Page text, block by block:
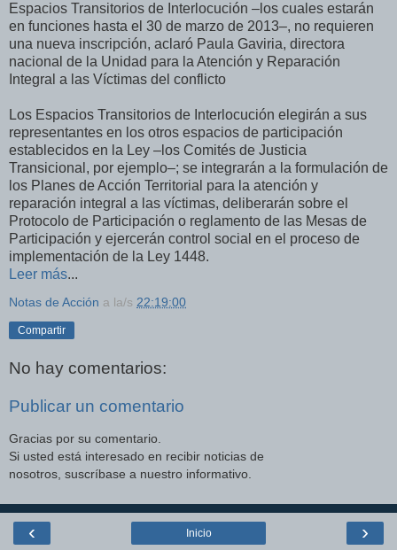
Espacios Transitorios de Interlocución –los cuales estarán
en funciones hasta el 30 de marzo de 2013–, no requieren
una nueva inscripción, aclaró Paula Gaviria, directora
nacional de la Unidad para la Atención y Reparación
Integral a las Víctimas del conflicto
Los Espacios Transitorios de Interlocución elegirán a sus
representantes en los otros espacios de participación
establecidos en la Ley –los Comités de Justicia
Transicional, por ejemplo–; se integrarán a la formulación de
los Planes de Acción Territorial para la atención y
reparación integral a las víctimas, deliberarán sobre el
Protocolo de Participación o reglamento de las Mesas de
Participación y ejercerán control social en el proceso de
implementación de la Ley 1448.
Leer más...
Notas de Acción a la/s 22:19:00
Compartir
No hay comentarios:
Publicar un comentario
Gracias por su comentario.
Si usted está interesado en recibir noticias de
nosotros, suscríbase a nuestro informativo.
‹ ›
Inicio